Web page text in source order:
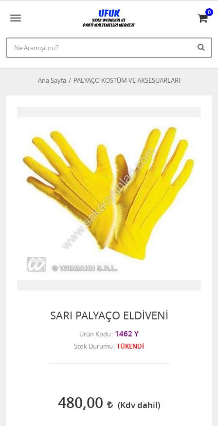
0
Ana Sayfa PALYAÇO KOSTÜM VE AKSESUARLARI
SARI PALYAÇO ELDİVENİ
Ürün Kodu 1462 Y
Stok Durumu TÜKENDİ
480,00